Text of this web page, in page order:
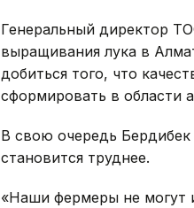
Генеральный директор
выращивания лука в
добиться того, что
сформировать в области
В свою очередь
становится труднее.
«Наши фермеры не могут